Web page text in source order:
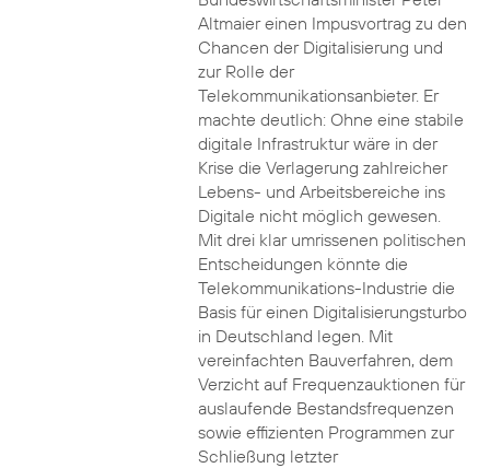
Altmaier einen Impusvortrag zu den
Chancen der Digitalisierung und
zur Rolle der
Telekommunikationsanbieter. Er
machte deutlich: Ohne eine stabile
digitale Infrastruktur wäre in der
Krise die Verlagerung zahlreicher
Lebens- und Arbeitsbereiche ins
Digitale nicht möglich gewesen.
Mit drei klar umrissenen politischen
Entscheidungen könnte die
Telekommunikations-Industrie die
Basis für einen Digitalisierungsturbo
in Deutschland legen. Mit
vereinfachten Bauverfahren, dem
Verzicht auf Frequenzauktionen für
auslaufende Bestandsfrequenzen
sowie effizienten Programmen zur
Schließung letzter